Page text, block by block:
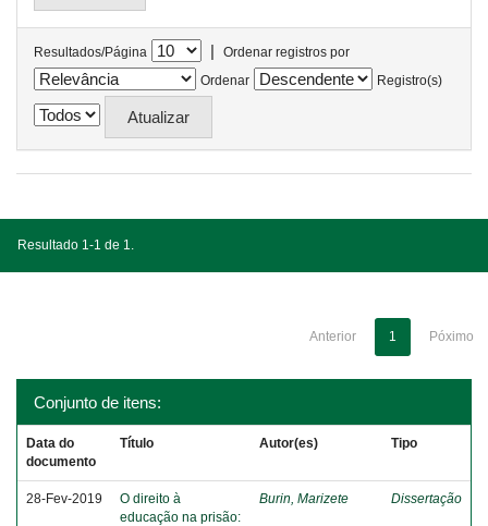
Resultados/Página |
Ordenar registros por
Ordenar
Registro(s)
Resultado 1-1 de 1.
Anterior 1 Póximo
Conjunto de itens:
Data do
documento
Título Autor(es) Tipo
28-Fev-2019
O direito à
educação na prisão:
Burin, Marizete Dissertação